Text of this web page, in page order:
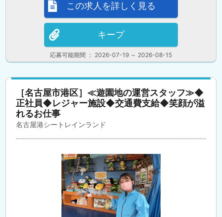
応募可能期間 ： 2026-07-19 ～ 2026-08-15
この求人を詳しく見る
キープ
［名古屋市港区］≪遊園地の運営スタッフ≫◆
正社員◆レジャー施設◆交通費支給◆笑顔が溢
れるお仕事
名古屋港シートレインランド